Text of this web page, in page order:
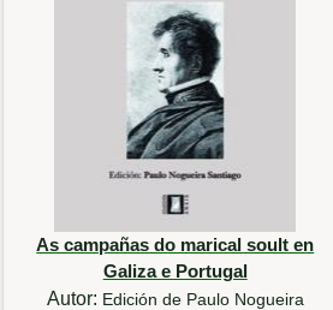
As campañas do marical soult en
Galiza e Portugal
Autor: Edición de Paulo Nogueira